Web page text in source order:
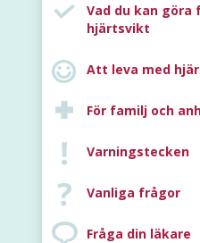
Vad du kan
hjärtsvikt
Att leva med
För familj och
Varningstecken
Vanliga frågor
Fråga din läkare